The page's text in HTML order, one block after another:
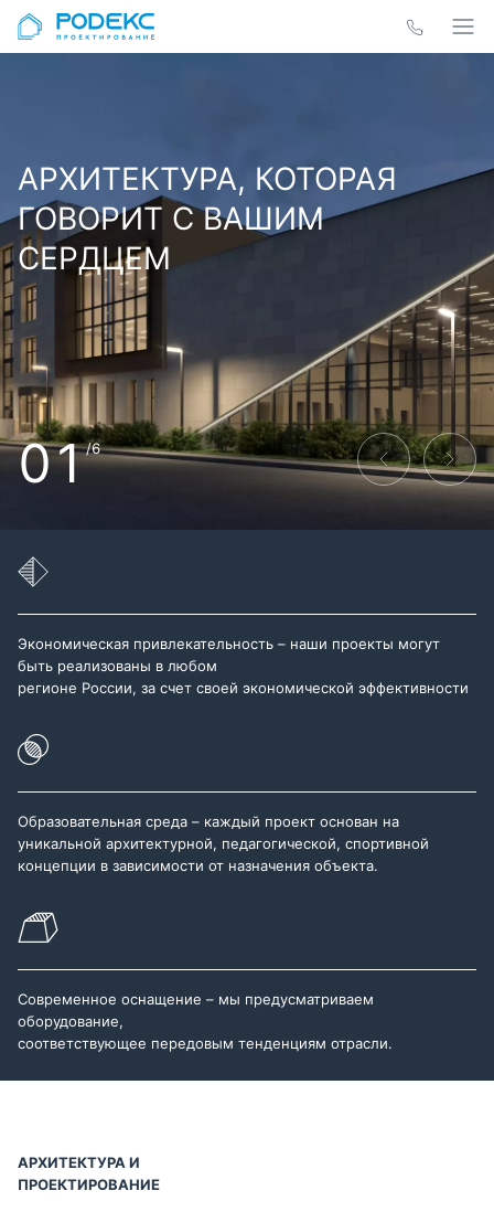
АРХИТЕКТУРА, КОТОРАЯ
ГОВОРИТ С ВАШИМ
СЕРДЦЕМ
01/6
Экономическая привлекательность – наши проекты могут
быть реализованы в любом
регионе России, за счет своей экономической эффективности
Образовательная среда – каждый проект основан на
уникальной архитектурной, педагогической, спортивной
концепции в зависимости от назначения объекта.
Современное оснащение – мы предусматриваем
оборудование,
соответствующее передовым тенденциям отрасли.
АРХИТЕКТУРА И
ПРОЕКТИРОВАНИЕ